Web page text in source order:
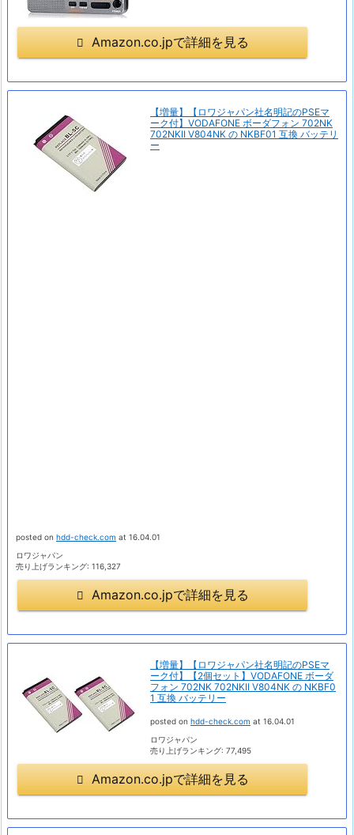
Amazon.co.jpで詳細を見る
【増量】【ロワジャパン社名明記のPSEマ
ーク付】VODAFONE ボーダフォン 702NK
702NKII V804NK の NKBF01 互換 バッテリ
ー
posted on hdd-check.com at 16.04.01
ロワジャパン
売り上げランキング: 116,327
Amazon.co.jpで詳細を見る
【増量】【ロワジャパン社名明記のPSEマ
ーク付】【2個セット】VODAFONE ボーダ
フォン 702NK 702NKII V804NK の NKBF0
1 互換 バッテリー
posted on hdd-check.com at 16.04.01
ロワジャパン
売り上げランキング: 77,495
Amazon.co.jpで詳細を見る